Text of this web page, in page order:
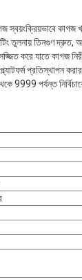
স্বয়ংক্রিয়ভাবে
তুলনায় তিনগুণ দ্রুত,
করে যাতে কাগজ
প্রতিস্থাপন
9999 পর্যন্ত